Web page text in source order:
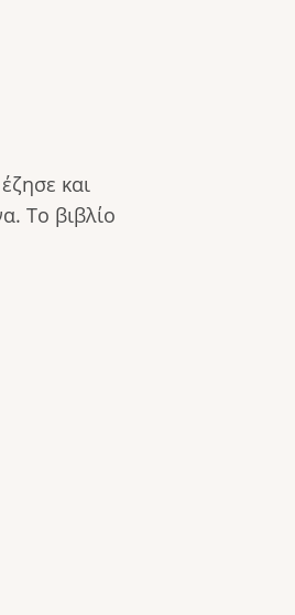
και
Το βιβλίο